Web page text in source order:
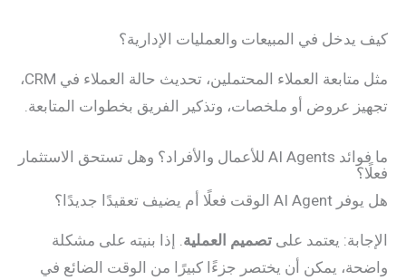
كيف يدخل في المبيعات والعمليات الإدارية؟
مثل متابعة العملاء المحتملين، تحديث حالة العملاء في CRM،
تجهيز عروض أو ملخصات، وتذكير الفريق بخطوات المتابعة.
ما فوائد AI Agents للأعمال والأفراد؟ وهل تستحق الاستثمار
فعلًا؟
هل يوفر AI Agent الوقت فعلًا أم يضيف تعقيدًا جديدًا؟
الإجابة: يعتمد على تصميم العملية. إذا بنيته على مشكلة
واضحة، يمكن أن يختصر جزءًا كبيرًا من الوقت الضائع في